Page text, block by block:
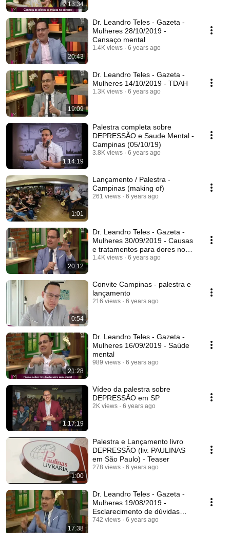
13:34
20:43
Dr. Leandro Teles - Gazeta -
Mulheres 28/10/2019 -
Cansaço mental
1.4K views 6 years ago
19:09
Dr. Leandro Teles - Gazeta -
Mulheres 14/10/2019 - TDAH
1.3K views 6 years ago
1:14:19
Palestra completa sobre
DEPRESSÃO e Saude Mental -
Campinas (05/10/19)
3.8K views 6 years ago
1:01
Lançamento / Palestra -
Campinas (making of)
261 views 6 years ago
20:12
Dr. Leandro Teles - Gazeta -
Mulheres 30/09/2019 - Causas
e tratamentos para dores nos
nervos
1.4K views 6 years ago
0:54
Convite Campinas - palestra e
lançamento
216 views 6 years ago
21:28
Dr. Leandro Teles - Gazeta -
Mulheres 16/09/2019 - Saúde
mental
989 views 6 years ago
1:17:19
Vídeo da palestra sobre
DEPRESSÃO em SP
2K views 6 years ago
1:00
Palestra e Lançamento livro
DEPRESSÃO (liv. PAULINAS
em São Paulo) - Teaser
278 views 6 years ago
17:38
Dr. Leandro Teles - Gazeta -
Mulheres 19/08/2019 -
Esclarecimento de dúvidas
sobre AVC
742 views 6 years ago